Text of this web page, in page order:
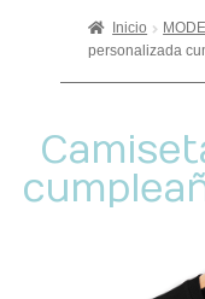
Inicio
personalizada